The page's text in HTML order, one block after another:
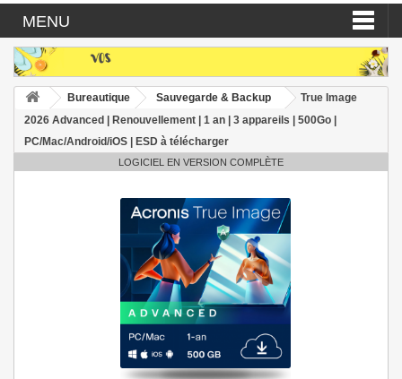
MENU
Bureautique Sauvegarde & Backup
True Image
2026 Advanced | Renouvellement | 1 an | 3 appareils | 500Go |
PC/Mac/Android/iOS | ESD à télécharger
LOGICIEL EN VERSION COMPLÈTE